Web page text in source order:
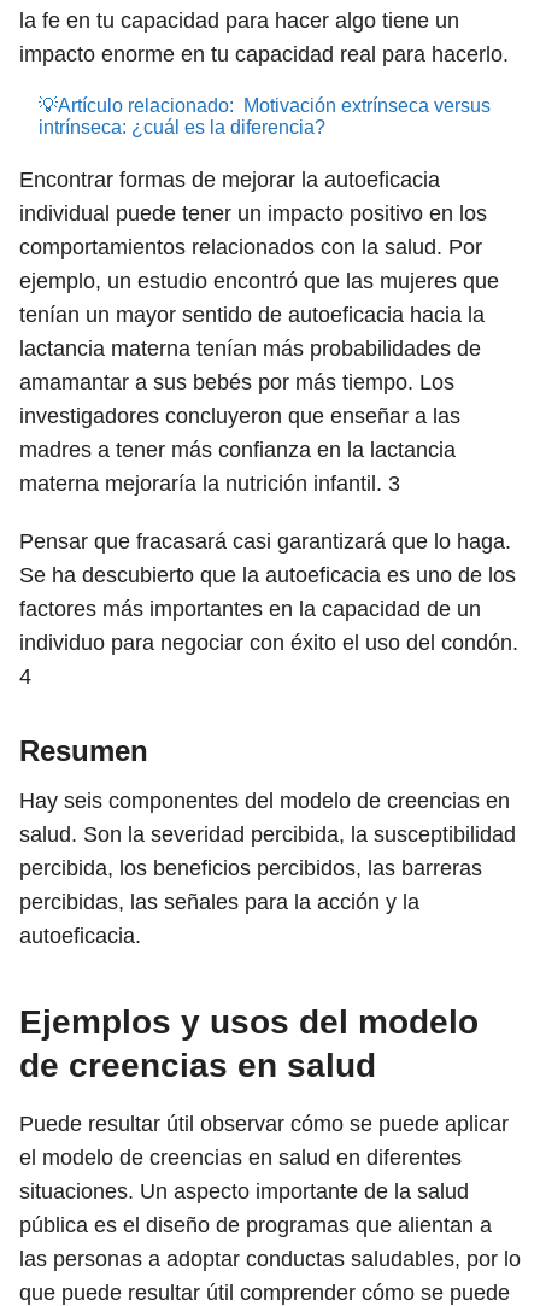
la fe en tu capacidad para hacer algo tiene un
impacto enorme en tu capacidad real para hacerlo.
💡Artículo relacionado:
Motivación extrínseca versus
intrínseca: ¿cuál es la diferencia?
Encontrar formas de mejorar la autoeficacia
individual puede tener un impacto positivo en los
comportamientos relacionados con la salud. Por
ejemplo, un estudio encontró que las mujeres que
tenían un mayor sentido de autoeficacia hacia la
lactancia materna tenían más probabilidades de
amamantar a sus bebés por más tiempo. Los
investigadores concluyeron que enseñar a las
madres a tener más confianza en la lactancia
materna mejoraría la nutrición infantil. 3
Pensar que fracasará casi garantizará que lo haga.
Se ha descubierto que la autoeficacia es uno de los
factores más importantes en la capacidad de un
individuo para negociar con éxito el uso del condón.
4
Resumen
Hay seis componentes del modelo de creencias en
salud. Son la severidad percibida, la susceptibilidad
percibida, los beneficios percibidos, las barreras
percibidas, las señales para la acción y la
autoeficacia.
Ejemplos y usos del modelo
de creencias en salud
Puede resultar útil observar cómo se puede aplicar
el modelo de creencias en salud en diferentes
situaciones. Un aspecto importante de la salud
pública es el diseño de programas que alientan a
las personas a adoptar conductas saludables, por lo
que puede resultar útil comprender cómo se puede